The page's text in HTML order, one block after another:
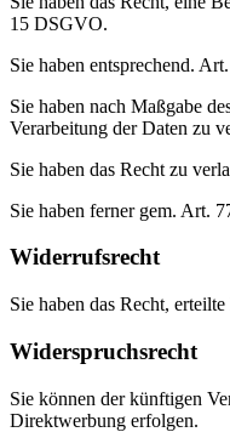
15 DSGVO.
Sie haben entsprechend.
Sie haben nach Maßgabe
Verarbeitung der Daten zu
Sie haben das Recht zu
Sie haben ferner gem. Art.
Widerrufsrecht
Sie haben das Recht,
Widerspruchsrecht
Sie können der künftigen
Direktwerbung erfolgen.